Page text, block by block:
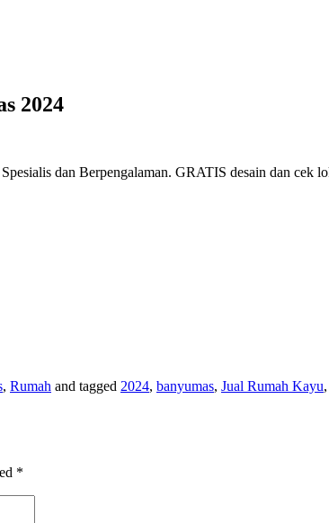
2024
Spesialis dan Berpengalaman. GRATIS desain dan
, Rumah and tagged 2024, banyumas, Jual Rumah Kayu,
*